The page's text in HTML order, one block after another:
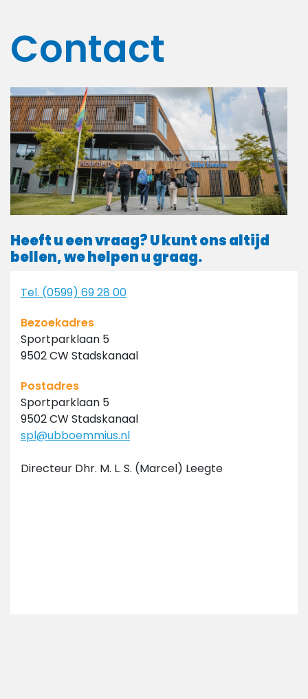
Contact
Heeft u een vraag? U kunt ons altijd
bellen, we helpen u graag.
Tel. (0599) 69 28 00
Bezoekadres
Sportparklaan 5
9502 CW Stadskanaal
Postadres
Sportparklaan 5
9502 CW Stadskanaal
spl@ubboemmius.nl
Directeur Dhr. M. L. S. (Marcel) Leegte